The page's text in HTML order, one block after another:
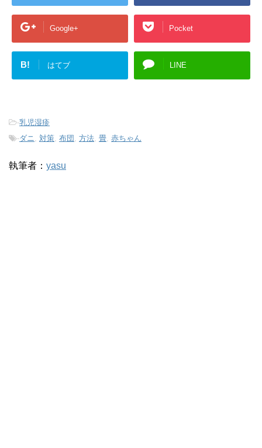
Google+ Pocket
B! はてブ LINE
-乳児湿疹
-ダニ 対策 布団 方法 畳 赤ちゃん
執筆者： yasu